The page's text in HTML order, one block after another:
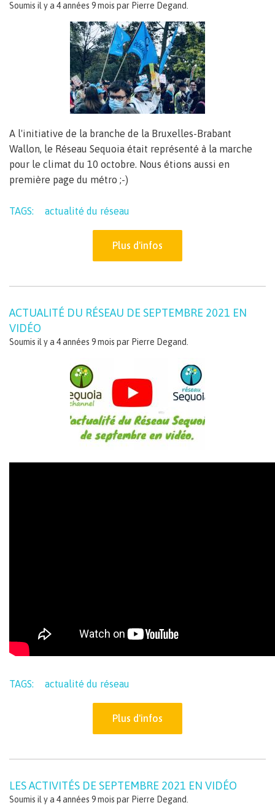
Soumis il y a 4 années 9 mois par Pierre Degand
A l'initiative de la branche de la Bruxelles-Brabant
Wallon, le Réseau Sequoia était représenté à la marche
pour le climat du 10 octobre. Nous étions aussi en
première page du métro ;-)
TAGS: actualité du réseau
Plus d'infos
ACTUALITÉ DU RÉSEAU DE SEPTEMBRE 2021 EN
VIDÉO
Soumis il y a 4 années 9 mois par Pierre Degand
TAGS: actualité du réseau
Plus d'infos
LES ACTIVITÉS DE SEPTEMBRE 2021 EN VIDÉO
Soumis il y a 4 années 9 mois par Pierre Degand